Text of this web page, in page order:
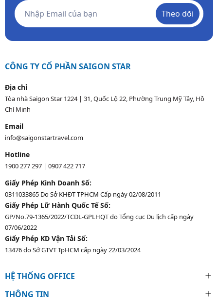
Theo dõi
CÔNG TY CỔ PHẦN SAIGON STAR
Địa chỉ
Tòa nhà Saigon Star 1224 | 31, Quốc Lộ 22, Phường Trung Mỹ Tây, Hồ
Chí Minh
Email
info@saigonstartravel.com
Hotline
1900 277 297 | 0907 422 717
Giấy Phép Kinh Doanh Số:
0311033865 Do Sở KHĐT TPHCM Cấp ngày 02/08/2011
Giấy Phép Lữ Hành Quốc Tế Số:
GP/No.79-1365/2022/TCDL-GPLHQT do Tổng cục Du lịch cấp ngày
07/06/2022
Giấy Phép KD Vận Tải Số:
13476 do Sở GTVT TpHCM cấp ngày 22/03/2024
HỆ THỐNG OFFICE
THÔNG TIN